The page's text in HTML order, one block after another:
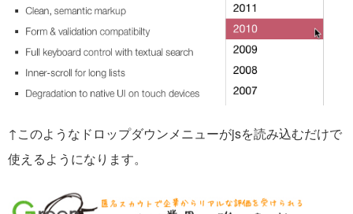
↑このようなドロップダウンメニューがjsを読み込むだけで
使えるようになります。